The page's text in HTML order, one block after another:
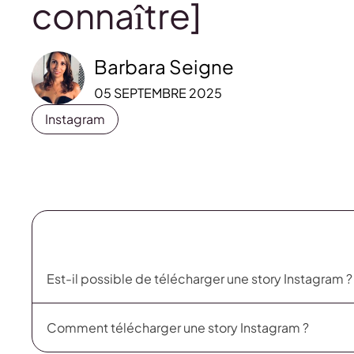
connaître]
Barbara Seigne
05 SEPTEMBRE 2025
Instagram
Est-il possible de télécharger une story Instagram ?
Comment télécharger une story Instagram ?